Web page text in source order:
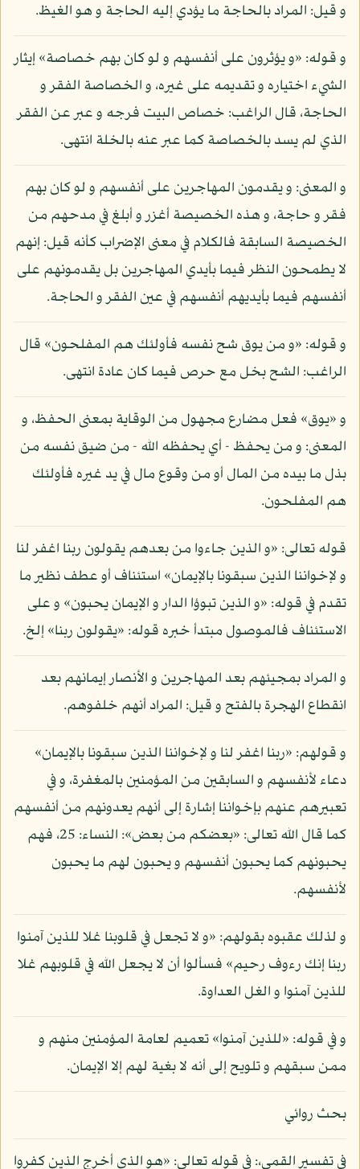
و قيل: المراد بالحاجة ما يؤدي إليه الحاجة و هو الغيظ.
و قوله: «و يؤثرون على أنفسهم و لو كان بهم خصاصة» إيثار
الشيء اختياره و تقديمه على غيره، و الخصاصة الفقر و
الحاجة، قال الراغب: خصاص البيت فرجه و عبر عن الفقر
الذي لم يسد بالخصاصة كما عبر عنه بالخلة انتهى.
و المعنى: و يقدمون المهاجرين على أنفسهم و لو كان بهم
فقر و حاجة، و هذه الخصيصة أغزر و أبلغ في مدحهم من
الخصيصة السابقة فالكلام في معنى الإضراب كأنه قيل: إنهم
لا يطمحون النظر فيما بأيدي المهاجرين بل يقدمونهم على
أنفسهم فيما بأيديهم أنفسهم في عين الفقر و الحاجة.
و قوله: «و من يوق شح نفسه فأولئك هم المفلحون» قال
الراغب: الشح بخل مع حرص فيما كان عادة انتهى.
و «يوق» فعل مضارع مجهول من الوقاية بمعنى الحفظ، و
المعنى: و من يحفظ - أي يحفظه الله - من ضيق نفسه من
بذل ما بيده من المال أو من وقوع مال في يد غيره فأولئك
هم المفلحون.
قوله تعالى: «و الذين جاءوا من بعدهم يقولون ربنا اغفر لنا
و لإخواننا الذين سبقونا بالإيمان» استئناف أو عطف نظير ما
تقدم في قوله: «و الذين تبوؤا الدار و الإيمان يحبون» و على
الاستئناف فالموصول مبتدأ خبره قوله: «يقولون ربنا» إلخ.
و المراد بمجيئهم بعد المهاجرين و الأنصار إيمانهم بعد
انقطاع الهجرة بالفتح و قيل: المراد أنهم خلفوهم.
و قولهم: «ربنا اغفر لنا و لإخواننا الذين سبقونا بالإيمان»
دعاء لأنفسهم و السابقين من المؤمنين بالمغفرة، و في
تعبيرهم عنهم بإخواننا إشارة إلى أنهم يعدونهم من أنفسهم
كما قال الله تعالى: «بعضكم من بعض»: النساء: 25، فهم
يحبونهم كما يحبون أنفسهم و يحبون لهم ما يحبون
لأنفسهم.
و لذلك عقبوه بقولهم: «و لا تجعل في قلوبنا غلا للذين آمنوا
ربنا إنك رءوف رحيم» فسألوا أن لا يجعل الله في قلوبهم غلا
للذين آمنوا و الغل العداوة.
و في قوله: «للذين آمنوا» تعميم لعامة المؤمنين منهم و
ممن سبقهم و تلويح إلى أنه لا بغية لهم إلا الإيمان.
بحث روائي
في تفسير القمي،: في قوله تعالى: «هو الذي أخرج الذين كفروا